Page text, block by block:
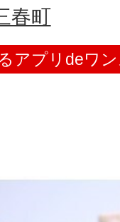
春町
アプリdeワ